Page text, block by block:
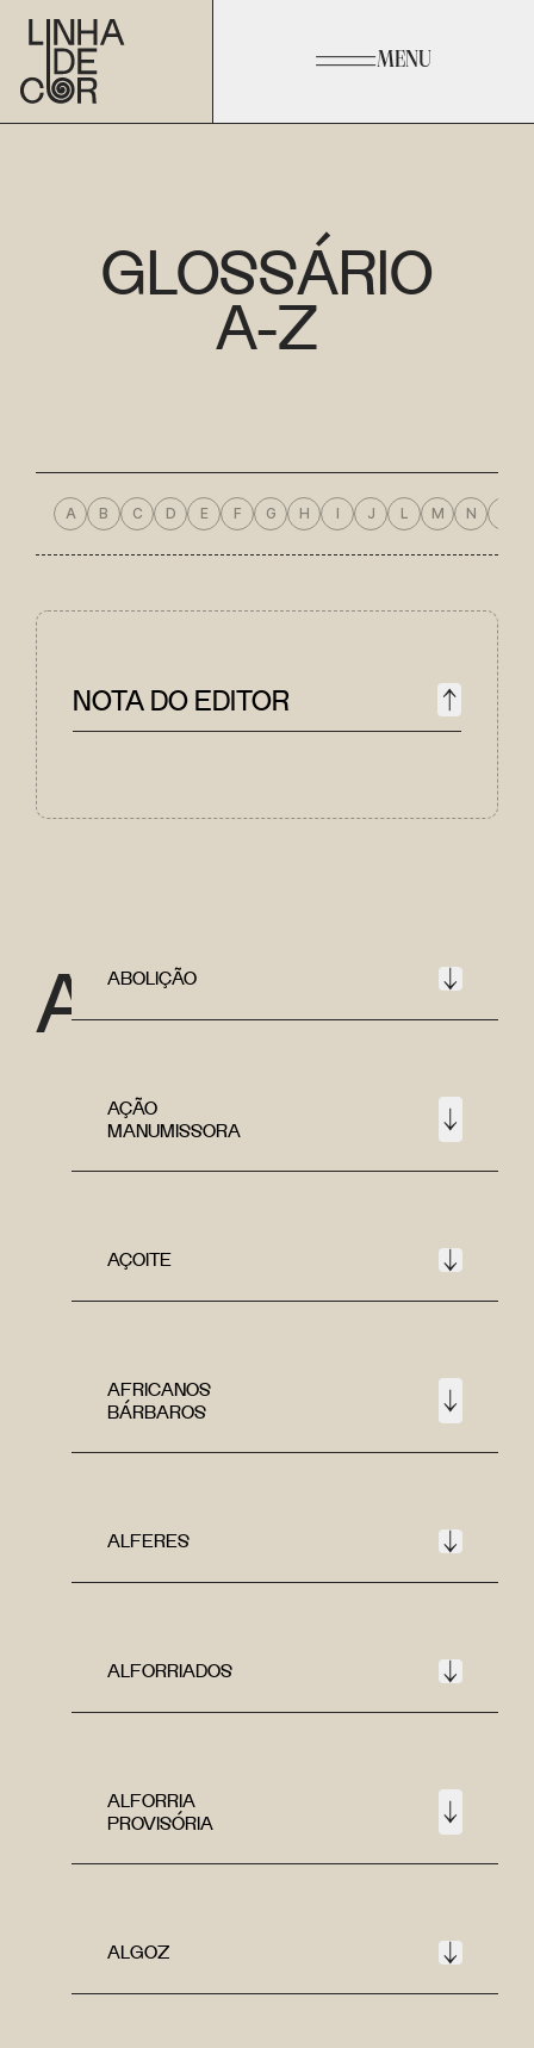
MENU
GLOSSÁRIO
A-Z
A B C D E F G H I J L M N
NOTA DO EDITOR
A ABOLIÇÃO
AÇÃO
MANUMISSORA
AÇOITE
AFRICANOS
BÁRBAROS
ALFERES
ALFORRIADOS
ALFORRIA
PROVISÓRIA
ALGOZ